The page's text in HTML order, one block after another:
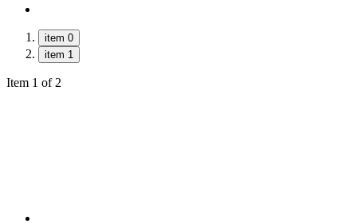
item 0
item 1
Item 1 of 2